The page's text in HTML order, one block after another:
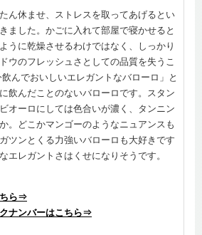
ん休ませ、ストレスを取ってあげるとい
ました。かごに入れて部屋で寝かせると
うに乾燥させるわけではなく、しっかり
ウのフレッシュさとしての品質を失うこ
んでおいしいエレガントなバローロ」と
飲んだことのないバローロです。スタン
オーロにしては色合いが濃く、タンニン
。どこかマンゴーのようなニュアンスも
ツンとくる力強いバローロも大好きです
エレガントさはくせになりそうです。
ちら⇒
ナンバーはこちら⇒